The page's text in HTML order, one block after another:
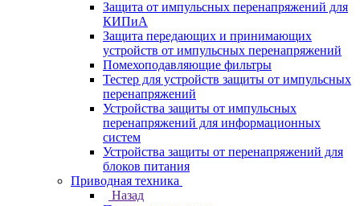
Защита от импульсных перенапряжений для
КИПиА
Защита передающих и принимающих
устройств от импульсных перенапряжений
Помехоподавляющие фильтры
Тестер для устройств защиты от импульсных
перенапряжений
Устройства защиты от импульсных
перенапряжений для информационных
систем
Устройства защиты от перенапряжений для
блоков питания
Приводная техника
Назад